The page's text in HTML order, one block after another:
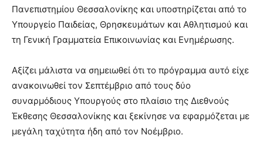
Πανεπιστημίου Θεσσαλονίκης και υποστηρίζεται από το
Υπουργείο Παιδείας, Θρησκευμάτων και Αθλητισμού και
τη Γενική Γραμματεία Επικοινωνίας και Ενημέρωσης.
Αξίζει μάλιστα να σημειωθεί ότι το πρόγραμμα αυτό είχε
ανακοινωθεί τον Σεπτέμβριο από τους δύο
συναρμόδιους Υπουργούς στο πλαίσιο της Διεθνούς
Έκθεσης Θεσσαλονίκης και ξεκίνησε να εφαρμόζεται με
μεγάλη ταχύτητα ήδη από τον Νοέμβριο.